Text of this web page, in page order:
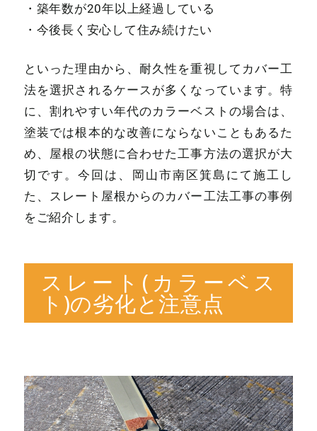
・築年数が20年以上経過している
・今後長く安心して住み続けたい
といった理由から、耐久性を重視してカバー工
法を選択されるケースが多くなっています。特
に、割れやすい年代のカラーベストの場合は、
塗装では根本的な改善にならないこともあるた
め、屋根の状態に合わせた工事方法の選択が大
切です。今回は、岡山市南区箕島にて施工し
た、スレート屋根からのカバー工法工事の事例
をご紹介します。
スレート(カラーベス
ト)の劣化と注意点